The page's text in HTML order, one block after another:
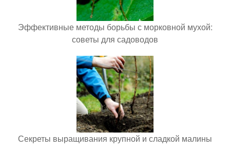
Эффективные методы борьбы с морковной мухой:
советы для садоводов
Секреты выращивания крупной и сладкой малины